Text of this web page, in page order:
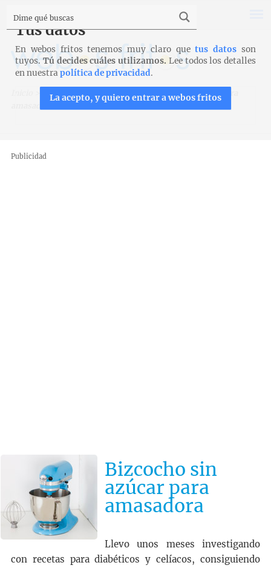
Recetas para amasadora
Bizcocho sin azúcar para
Publicidad
Bizcocho sin
azúcar para
amasadora
Llevo unos meses investigando
con recetas para diabéticos y celíacos, consiguiendo
Tus datos
En webos fritos tenemos muy claro quetus datos son
tuyos. Tú decides cuáles utilizamos. Lee todos los detalles
en nuestrapolítica de privacidad.
La acepto, y quiero entrar a webos fritos